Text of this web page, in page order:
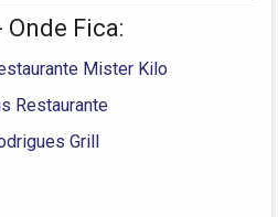
Fica:
Mister Kilo
Restaurante
Grill